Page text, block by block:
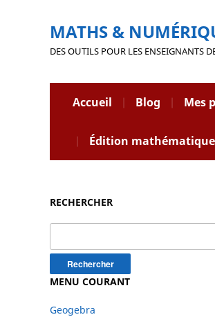
MATHS &
DES OUTILS POUR LES ENSEIGNANTS
Accueil Blog Mes
Édition mathématique
RECHERCHER
MENU COURANT
Geogebra